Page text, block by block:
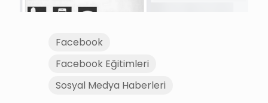
Facebook
Facebook Eğitimleri
Sosyal Medya Haberleri